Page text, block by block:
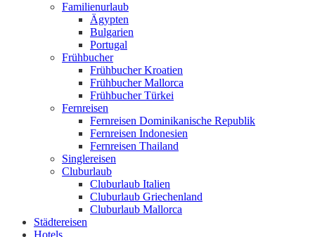
Familienurlaub
Ägypten
Bulgarien
Portugal
Frühbucher
Frühbucher Kroatien
Frühbucher Mallorca
Frühbucher Türkei
Fernreisen
Fernreisen Dominikanische Republik
Fernreisen Indonesien
Fernreisen Thailand
Singlereisen
Cluburlaub
Cluburlaub Italien
Cluburlaub Griechenland
Cluburlaub Mallorca
Städtereisen
Hotels